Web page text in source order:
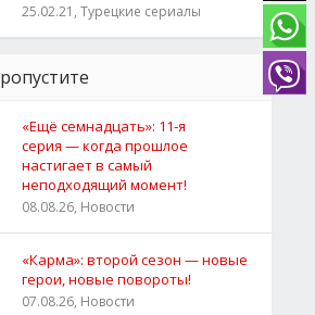
25.02.21, Турецкие сериалы
«Ещё семнадцать»: 11‑я
серия — когда прошлое
настигает в самый
неподходящий момент!
08.08.26, Новости
«Карма»: второй сезон — новые
герои, новые повороты!
07.08.26, Новости